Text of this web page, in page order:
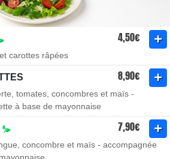
4,50€
carottes râpées
8,90€
tomates, concombres et maïs -
à base de mayonnaise
7,90€
concombre et maïs - accompagnée